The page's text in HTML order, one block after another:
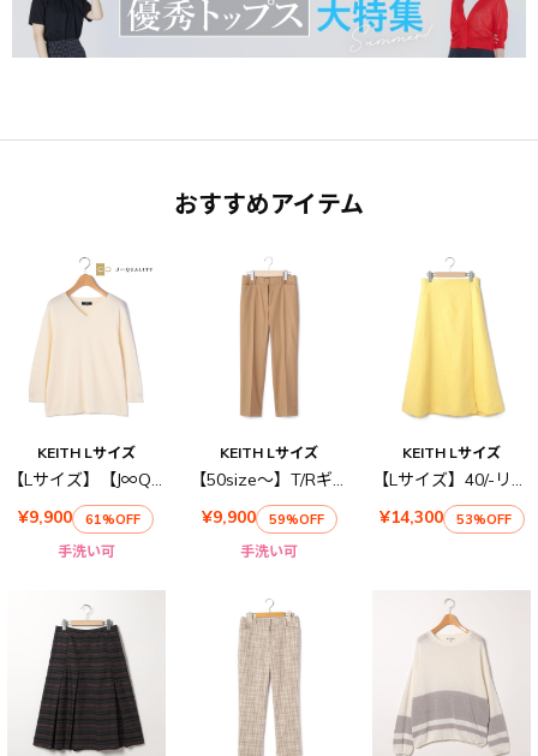
おすすめアイテム
KEITH Lサイズ
【Lサイズ】【J∞QUALITY 】コンパクトコットンVネックニット
¥9,900
61%OFF
手洗い可
KEITH Lサイズ
【50size～】T/Rギャバストレッチ パンツ
¥9,900
59%OFF
手洗い可
KEITH Lサイズ
【Lサイズ】40/-リネンスカート
¥14,300
53%OFF